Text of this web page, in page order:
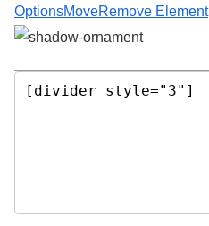
OptionsMoveRemove Element